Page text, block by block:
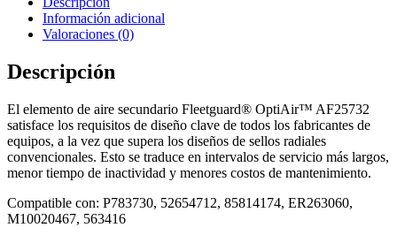
Información adicional
Valoraciones (0)
Descripción
El elemento de aire secundario Fleetguard® OptiAir™ AF25732
satisface los requisitos de diseño clave de todos los fabricantes de
equipos, a la vez que supera los diseños de sellos radiales
convencionales. Esto se traduce en intervalos de servicio más largos,
menor tiempo de inactividad y menores costos de mantenimiento.
Compatible con: P783730, 52654712, 85814174, ER263060,
M10020467, 563416